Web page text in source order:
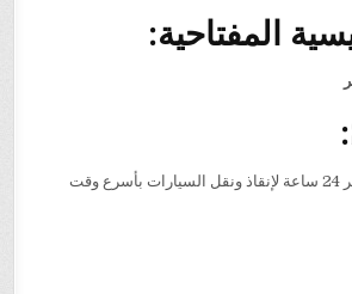
المفتاحية:
الفرسان في الأقصر 24 ساعة لإنقاذ ونقل السيارات بأسرع وقت